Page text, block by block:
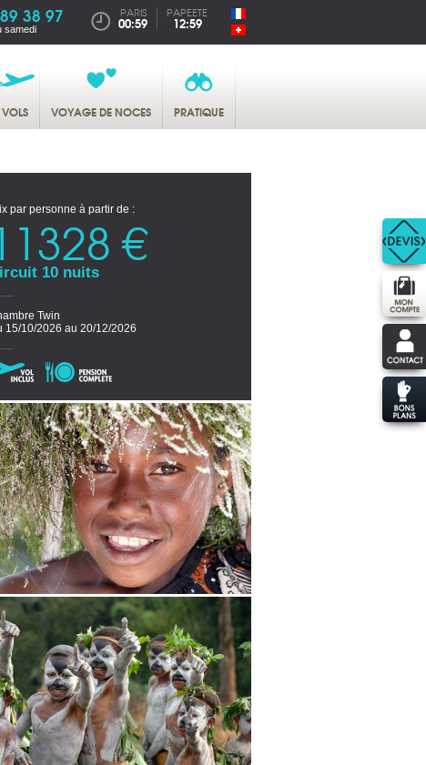
38 97
samedi
PARIS
00:59
PAPEETE
12:59
VOLS VOYAGE DE NOCES PRATIQUE
par personne à partir de :€
10 nuits
Twin
15/10/2026 au 20/12/2026